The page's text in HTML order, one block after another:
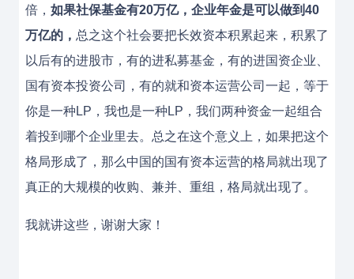
倍， 如果社保基金有20万亿，企业年金是可以做到40
万亿的， 总之这个社会要把长效资本积累起来，积累了
以后有的进股市，有的进私募基金，有的进国资企业、
国有资本投资公司，有的就和资本运营公司一起，等于
你是一种LP，我也是一种LP，我们两种资金一起组合
着投到哪个企业里去。总之在这个意义上，如果把这个
格局形成了，那么中国的国有资本运营的格局就出现了
真正的大规模的收购、兼并、重组，格局就出现了。
我就讲这些，谢谢大家！